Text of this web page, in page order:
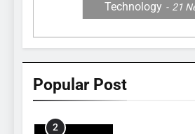
Technology 21
Popular Post
1
Antelope,
2